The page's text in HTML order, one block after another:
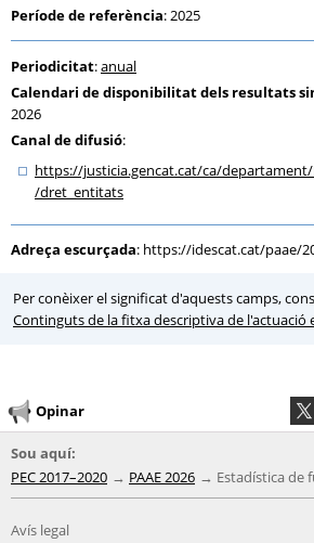
Període de referència: 2025
Periodicitat:anual
Calendari de disponibilitat dels resultats
2026
Canal de difusió:
https://justicia.gencat.cat/ca/departament
/dret_entitats
Adreça escurçada: https://idescat.cat/paae/
Per conèixer el significat d'aquests camps,
Continguts de la fitxa descriptiva de l'actuació
Opinar
Sou aquí:
PEC 2017–2020
PAAE 2026 Estadística de
Avís legal